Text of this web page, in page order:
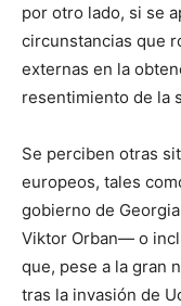
por otro lado, si se
circunstancias que
externas en la
resentimiento de la
Se perciben otras
europeos, tales
gobierno de
Viktor Orban— o
que, pese a la gran
tras la invasión de